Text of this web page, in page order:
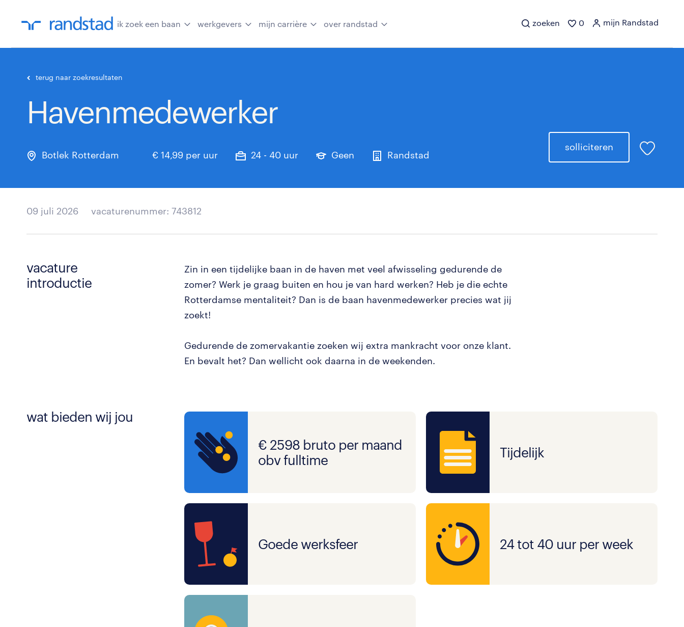
ik zoek een baan werkgevers mijn carrière over randstad zoeken 0 mijn Randstad
terug naar zoekresultaten
Havenmedewerker
Botlek Rotterdam € 14,99 per uur 24 - 40 uur Geen Randstad
solliciteren
09 juli 2026 vacaturenummer: 743812
vacature
introductie
Zin in een tijdelijke baan in de haven met veel afwisseling gedurende de
zomer? Werk je graag buiten en hou je van hard werken? Heb je die echte
Rotterdamse mentaliteit? Dan is de baan havenmedewerker precies wat jij
zoekt!
Gedurende de zomervakantie zoeken wij extra mankracht voor onze klant.
En bevalt het? Dan wellicht ook daarna in de weekenden.
wat bieden wij jou
€ 2598 bruto per maand
obv fulltime
Tijdelijk
Goede werksfeer 24 tot 40 uur per week